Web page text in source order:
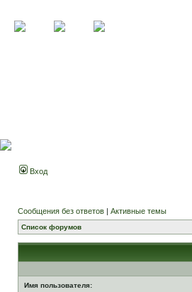
Вход
Сообщения без ответов | Активные темы
Список форумов
Имя пользователя: